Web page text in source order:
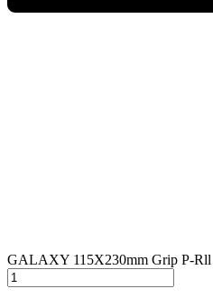
GALAXY 115X230mm Grip P-